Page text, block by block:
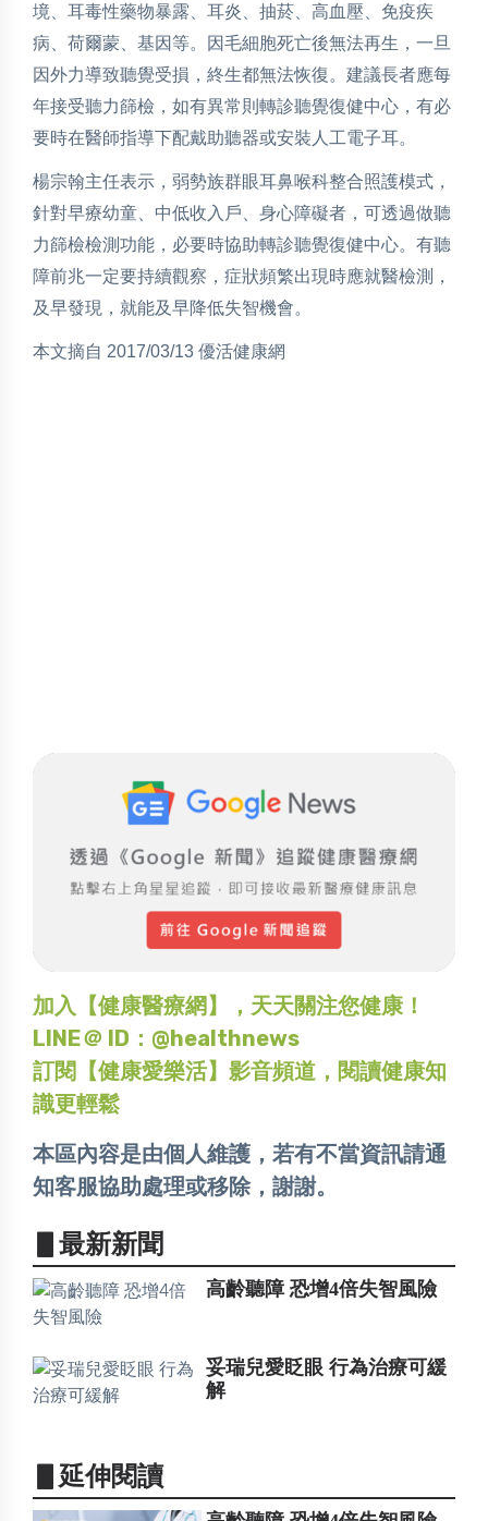
境、耳毒性藥物暴露、耳炎、抽菸、高血壓、免疫疾
病、荷爾蒙、基因等。因毛細胞死亡後無法再生，一旦
因外力導致聽覺受損，終生都無法恢復。建議長者應每
年接受聽力篩檢，如有異常則轉診聽覺復健中心，有必
要時在醫師指導下配戴助聽器或安裝人工電子耳。
楊宗翰主任表示，弱勢族群眼耳鼻喉科整合照護模式，
針對早療幼童、中低收入戶、身心障礙者，可透過做聽
力篩檢檢測功能，必要時協助轉診聽覺復健中心。有聽
障前兆一定要持續觀察，症狀頻繁出現時應就醫檢測，
及早發現，就能及早降低失智機會。
本文摘自 2017/03/13 優活健康網
加入【健康醫療網】，天天關注您健康！
LINE＠ ID：@healthnews
訂閱【健康愛樂活】影音頻道，閱讀健康知
識更輕鬆
本區內容是由個人維護，若有不當資訊請通
知客服協助處理或移除，謝謝。
▋最新新聞
高齡聽障 恐增4倍失智風險
妥瑞兒愛眨眼 行為治療可緩
解
▋延伸閱讀